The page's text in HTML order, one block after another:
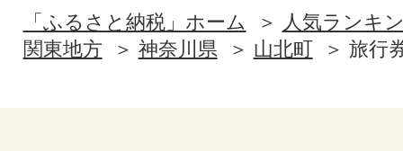
「ふるさと納税」ホーム
人気ランキ
関東地方
神奈川県 山北町 旅行